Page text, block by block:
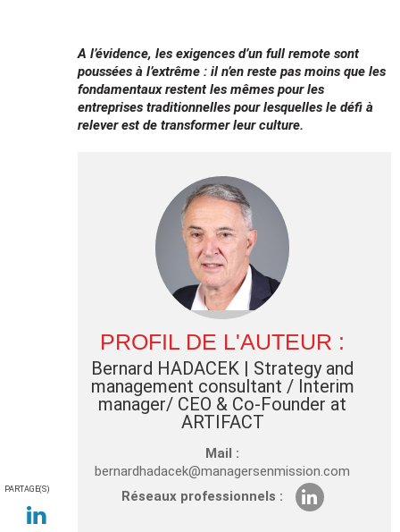
PARTAGE(S)
A l’évidence, les exigences d’un full remote sont
poussées à l’extrême : il n’en reste pas moins que les
fondamentaux restent les mêmes pour les
entreprises traditionnelles pour lesquelles le défi à
relever est de transformer leur culture.
PROFIL DE L'AUTEUR :
Bernard HADACEK | Strategy and
management consultant / Interim
manager/ CEO & Co-Founder at
ARTIFACT
Mail :
bernardhadacek@managersenmission.com
Réseaux professionnels :